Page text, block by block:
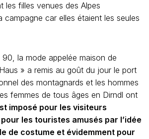
les filles venues des Alpes
campagne car elles étaient les seules
90, la mode appelée maison de
» a remis au goût du jour le port
des montagnards et les hommes
femmes de tous âges en Dirndl ont
imposé pour les visiteurs
les touristes amusés par l’idée
de costume et évidemment pour